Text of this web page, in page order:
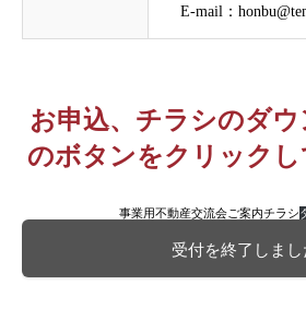
E-mail：
お申込、チラシのダ
のボタンをクリックし
事業用不動産交流会ご案内チラシ
受付を終了しまし